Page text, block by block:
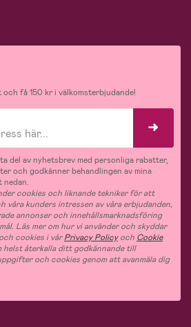
få 150 kr i välkomsterbjudande!
del av nyhetsbrev med personliga rabatter,
och godkänner behandlingen av mina
cookies och liknande tekniker för att
våra kunders intressen av våra erbjudanden,
annonser och innehållsmarknadsföring
Läs mer om hur vi använder och skyddar
cookies i vårPrivacy Policyoch Cookie
helst återkalla ditt godkännande till
och cookies genom att avanmäla dig